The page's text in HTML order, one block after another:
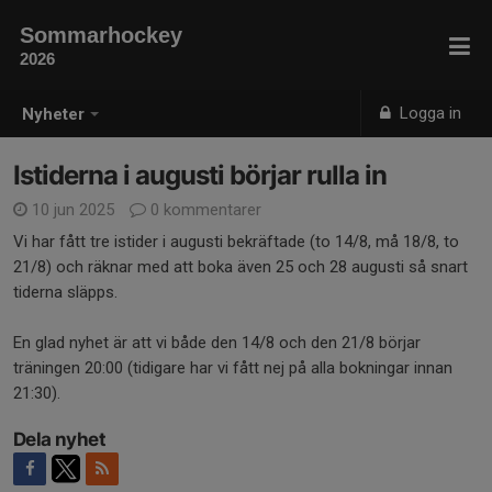
Nyheter Logga in
Sommarhockey
2026
Istiderna i augusti börjar rulla in
10 jun 2025
0 kommentarer
Vi har fått tre istider i augusti bekräftade (to 14/8, må 18/8, to
21/8) och räknar med att boka även 25 och 28 augusti så snart
tiderna släpps.
En glad nyhet är att vi både den 14/8 och den 21/8 börjar
träningen 20:00 (tidigare har vi fått nej på alla bokningar innan
21:30).
Dela nyhet